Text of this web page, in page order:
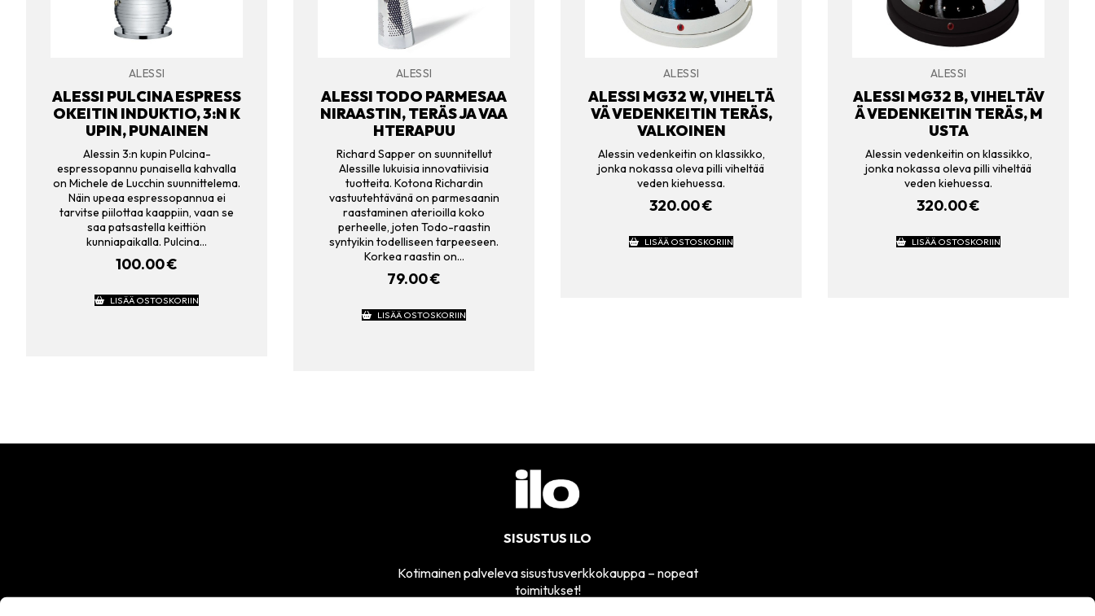
ALESSI
ALESSI PULCINA ESPRESS
OKEITIN INDUKTIO, 3:N K
UPIN, PUNAINEN
Alessin 3:n kupin Pulcina-
espressopannu punaisella kahvalla
on Michele de Lucchin suunnittelema.
Näin upeaa espressopannua ei
tarvitse piilottaa kaappiin, vaan se
saa patsastella keittiön
kunniapaikalla. Pulcina…
100.00€
LISÄÄ OSTOSKORIIN
ALESSI
ALESSI TODO PARMESAA
NIRAASTIN, TERÄS JA VAA
HTERAPUU
Richard Sapper on suunnitellut
Alessille lukuisia innovatiivisia
tuotteita. Kotona Richardin
vastuutehtävänä on parmesaanin
raastaminen aterioilla koko
perheelle, joten Todo-raastin
syntyikin todelliseen tarpeeseen.
Korkea raastin on…
79.00€
LISÄÄ OSTOSKORIIN
ALESSI
ALESSI MG32 W, VIHELTÄ
VÄ VEDENKEITIN TERÄS,
VALKOINEN
Alessin vedenkeitin on klassikko,
jonka nokassa oleva pilli viheltää
veden kiehuessa.
320.00€
LISÄÄ OSTOSKORIIN
ALESSI
ALESSI MG32 B, VIHELTÄV
Ä VEDENKEITIN TERÄS, M
USTA
Alessin vedenkeitin on klassikko,
jonka nokassa oleva pilli viheltää
veden kiehuessa.
320.00€
LISÄÄ OSTOSKORIIN
SISUSTUS ILO
Kotimainen palveleva sisustusverkkokauppa – nopeat
toimitukset!